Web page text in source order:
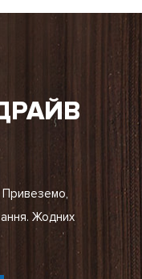
Привеземо,
Жодних